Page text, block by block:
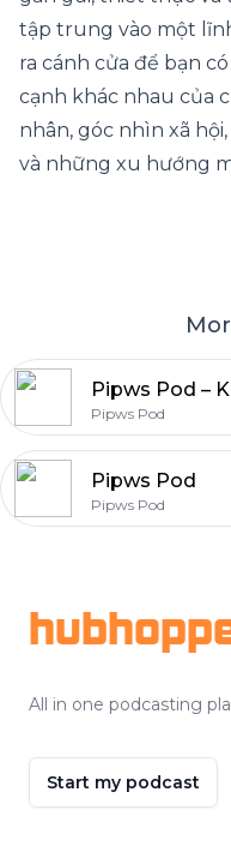
tập trung vào một
ra cánh cửa để bạn
cạnh khác nhau của
nhân, góc nhìn xã
và những xu hướng
Pipws Pod
Pipws Pod
Pipws Pod
All in one podcasting
Start my podcast